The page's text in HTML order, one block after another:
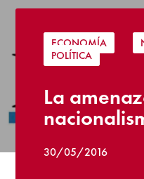
ECONOMÍA
POLÍTICA
La
30/05/2016